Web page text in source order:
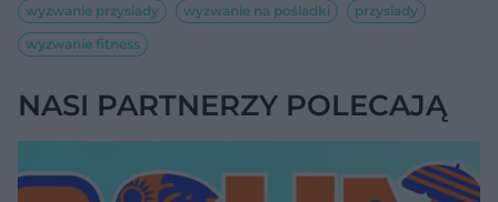
wyzwanie przysiady wyzwanie na pośladki
przysiady
wyzwanie fitness
NASI PARTNERZY POLECAJĄ